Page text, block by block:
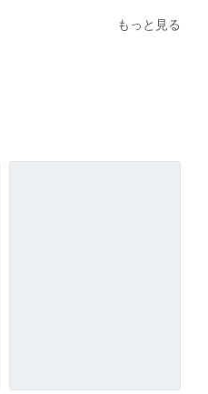
もっと見る